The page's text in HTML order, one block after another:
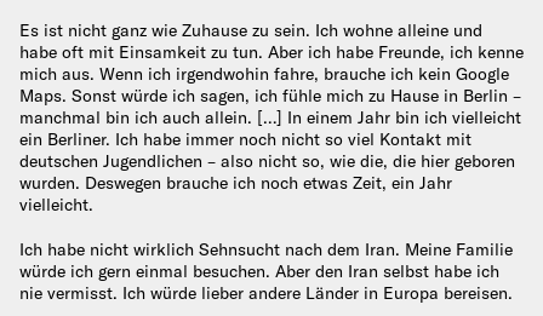
Es ist nicht ganz wie Zuhause zu sein. Ich wohne alleine und
habe oft mit Einsamkeit zu tun. Aber ich habe Freunde, ich kenne
mich aus. Wenn ich irgendwohin fahre, brauche ich kein Google
Maps. Sonst würde ich sagen, ich fühle mich zu Hause in Berlin –
manchmal bin ich auch allein. […] In einem Jahr bin ich vielleicht
ein Berliner. Ich habe immer noch nicht so viel Kontakt mit
deutschen Jugendlichen – also nicht so, wie die, die hier geboren
wurden. Deswegen brauche ich noch etwas Zeit, ein Jahr
vielleicht.
Ich habe nicht wirklich Sehnsucht nach dem Iran. Meine Familie
würde ich gern einmal besuchen. Aber den Iran selbst habe ich
nie vermisst. Ich würde lieber andere Länder in Europa bereisen.